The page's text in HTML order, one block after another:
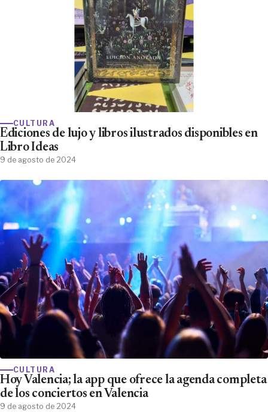
CULTURA
Ediciones de lujo y libros ilustrados disponibles en
Libro Ideas
9 de agosto de 2024
CULTURA
Hoy Valencia; la app que ofrece la agenda completa
de los conciertos en Valencia
9 de agosto de 2024